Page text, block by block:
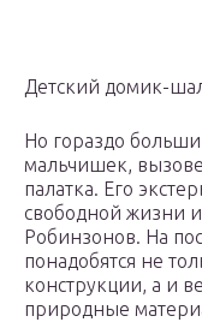
Детский домик-
Но гораздо
мальчишек,
палатка. Его
свободной жизни
Робинзонов. На
понадобятся не
конструкции, а и
природные